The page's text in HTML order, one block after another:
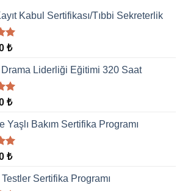
Kabul Sertifikası/Tıbbi Sekreterlik
₺
Drama Liderliği Eğitimi 320 Saat
₺
Yaşlı Bakım Sertifika Programı
₺
Sertifika Programı